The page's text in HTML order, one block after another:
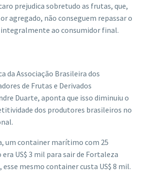
prejudica sobretudo as frutas, que,
agregado, não conseguem repassar o
ao consumidor final.
da Associação Brasileira dos
de Frutas e Derivados
Duarte, aponta que isso diminuiu o
dos produtores brasileiros no
um container marítimo com 25
US$ 3 mil para sair de Fortaleza
esse mesmo container custa US$ 8 mil.